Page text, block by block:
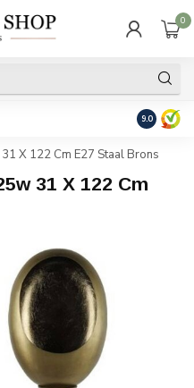
0
Achteraf
9.0
X 122 Cm E27 Staal Brons
31 X 122 Cm